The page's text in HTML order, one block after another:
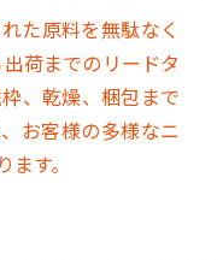
た原料を無駄なく
荷までのリードタ
、乾燥、梱包まで
お客様の多様なニ
す。